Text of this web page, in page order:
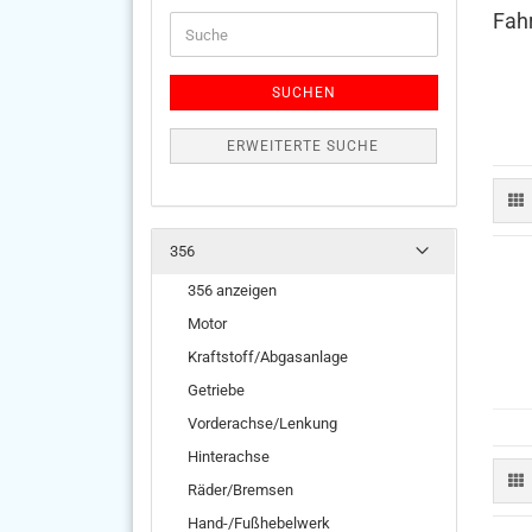
SUCHEN
ERWEITERTE SUCHE
356
356 anzeigen
Motor
Kraftstoff/Abgasanlage
Getriebe
Vorderachse/Lenkung
Hinterachse
Räder/Bremsen
Hand-/Fußhebelwerk